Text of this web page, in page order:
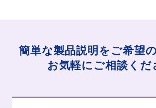
簡単な製品説明をご希望
お気軽にご相談くだ